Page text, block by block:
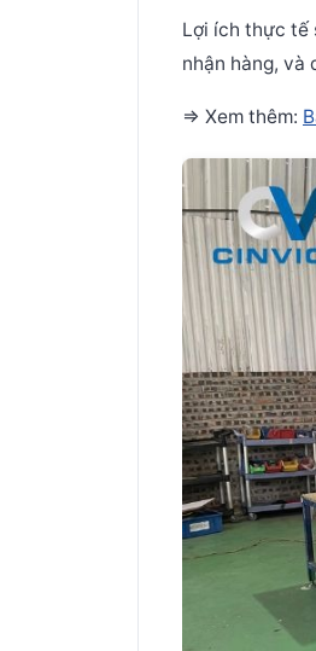
Lợi ích thực tế
nhận hàng, và
=> Xem thêm: